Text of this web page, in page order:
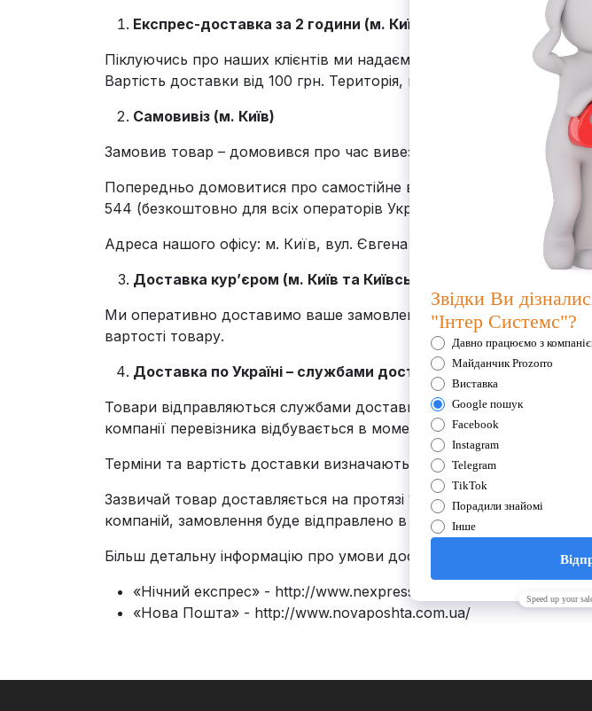
Експрес-доставка за 2 години (м. Київ)
Піклуючись про наших клієнтів ми надаємо унікальну
Вартість доставки від 100 грн. Територія, на якій здійснюється
Самовивіз (м. Київ)
Замовив товар – домовився про час вивезення - приїхав –
Попередньо домовитися про самостійне вивезення товару з
544 (безкоштовно для всіх операторів України) або вибравши
Адреса нашого офісу: м. Київ, вул. Євгена Сверстюка (стара
Доставка кур’єром (м. Київ та Київська область)
Ми оперативно доставимо ваше замовлення на вказану Вами
вартості товару.
Доставка по Україні – службами доставки:
Товари відправляються службами доставки «Нова Пошта» та
компанії перевізника відбувається в момент отримання товару.
Терміни та вартість доставки визначаються конкретною
Зазвичай товар доставляється на протязі 1-3 робочих днів.
компаній, замовлення буде відправлено в найближчий районний
Більш детальну інформацію про умови доставки Ви можете
«Нічний експрес» - http://www.nexpress.com.ua/
«Нова Пошта» - http://www.novaposhta.com.ua/